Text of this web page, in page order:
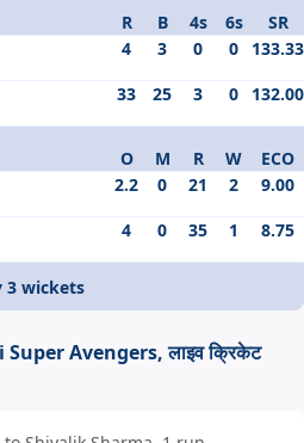
R B 4s 6s
SR
4 3 0 0 133.33
33 25 3 0 132.00
O M R W
ECO
2.2 0 21 2 9.00
4 0 35 1 8.75
3 wickets
Avengers, लाइव क्रिकेट